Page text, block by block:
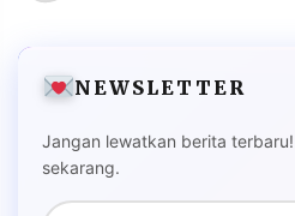
NEWSLETTER
Jangan lewatkan berita
sekarang.